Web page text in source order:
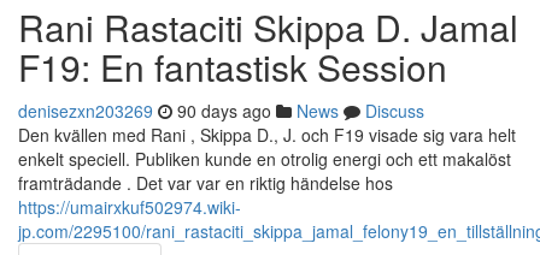
Rani Rastaciti Skippa D. Jamal
F19: En fantastisk Session
denisezxn203269 90 days ago News
Discuss
Den kvällen med Rani , Skippa D., J. och F19 visade sig vara helt
enkelt speciell. Publiken kunde en otrolig energi och ett makalöst
framträdande . Det var var en riktig händelse hos
https://umairxkuf502974.wiki-
jp.com/2295100/